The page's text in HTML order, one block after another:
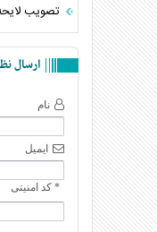
تصویب
ارسال
نام
ایمیل
* کد امنیتی